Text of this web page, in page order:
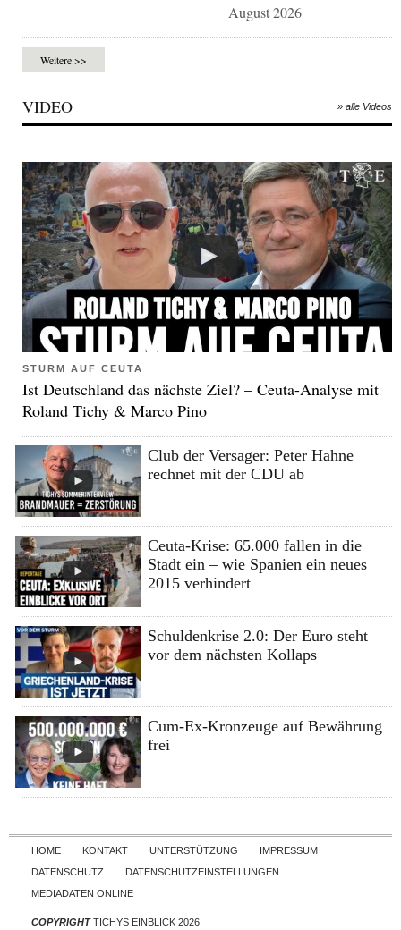
August 2026
Weitere >>
VIDEO » alle Videos
STURM AUF CEUTA
Ist Deutschland das nächste Ziel? – Ceuta-Analyse mit
Roland Tichy & Marco Pino
Club der Versager: Peter Hahne
rechnet mit der CDU ab
Ceuta-Krise: 65.000 fallen in die
Stadt ein – wie Spanien ein neues
2015 verhindert
Schuldenkrise 2.0: Der Euro steht
vor dem nächsten Kollaps
Cum-Ex-Kronzeuge auf Bewährung
frei
Skip to content
HOME KONTAKT UNTERSTÜTZUNG
IMPRESSUM
DATENSCHUTZ
DATENSCHUTZEINSTELLUNGEN
MEDIADATEN ONLINE
COPYRIGHTTICHYS EINBLICK 2026